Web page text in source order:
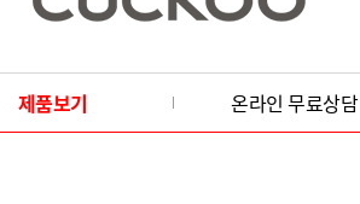
제품보기 온라인 무료상담